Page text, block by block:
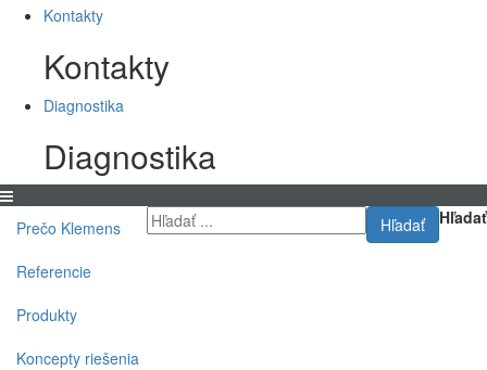
Kontakty
Kontakty
Diagnostika
Diagnostika
Hľadať
Hľadať
Prečo Klemens
Referencie
Produkty
Koncepty riešenia